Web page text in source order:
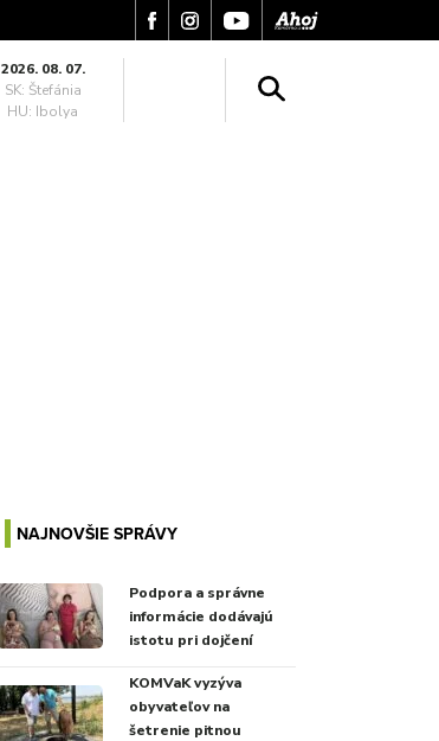
2026. 08. 07.
SK: Štefánia
HU: Ibolya
NAJNOVŠIE SPRÁVY
Podpora a správne
informácie dodávajú
istotu pri dojčení
KOMVaK vyzýva
obyvateľov na
šetrenie pitnou